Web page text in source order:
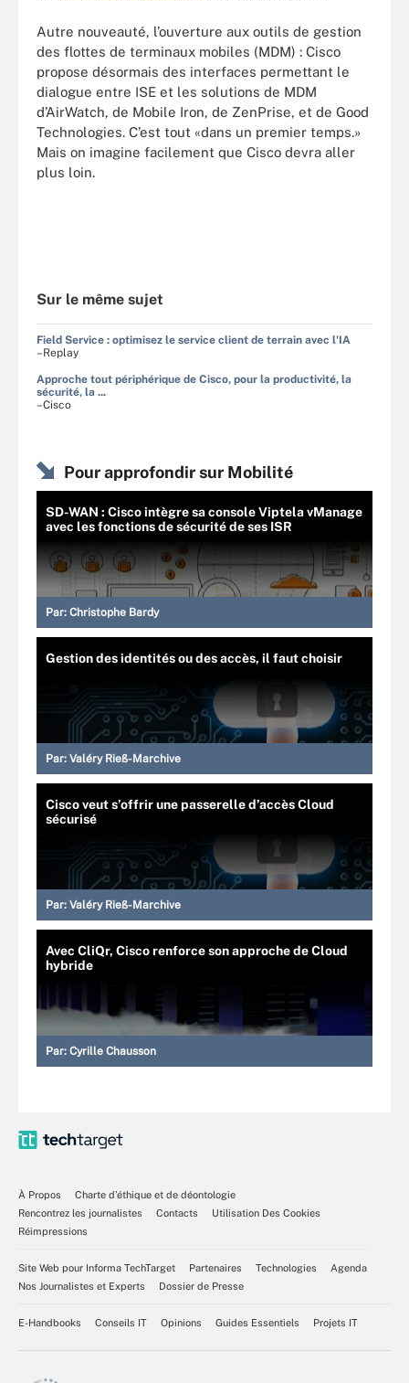
Autre nouveauté, l’ouverture aux outils de gestion
des flottes de terminaux mobiles (MDM) : Cisco
propose désormais des interfaces permettant le
dialogue entre ISE et les solutions de MDM
d’AirWatch, de Mobile Iron, de ZenPrise, et de Good
Technologies. C’est tout «dans un premier temps.»
Mais on imagine facilement que Cisco devra aller
plus loin.
Sur le même sujet
Field Service : optimisez le service client de terrain avec l'IA
–Replay
Approche tout périphérique de Cisco, pour la productivité, la
sécurité, la ...
–Cisco
Pour approfondir sur Mobilité
SD-WAN : Cisco intègre sa console Viptela vManage
avec les fonctions de sécurité de ses ISR
Par: Christophe Bardy
Gestion des identités ou des accès, il faut choisir
Par: Valéry Rieß-Marchive
Cisco veut s’offrir une passerelle d’accès Cloud
sécurisé
Par: Valéry Rieß-Marchive
Avec CliQr, Cisco renforce son approche de Cloud
hybride
Par: Cyrille Chausson
À Propos
Charte d’éthique et de déontologie
Rencontrez les journalistes
Contacts
Utilisation Des Cookies
Réimpressions
Site Web pour Informa TechTarget Partenaires Technologies
Agenda
Nos Journalistes et Experts
Dossier de Presse
E-Handbooks Conseils IT Opinions Guides Essentiels Projets IT